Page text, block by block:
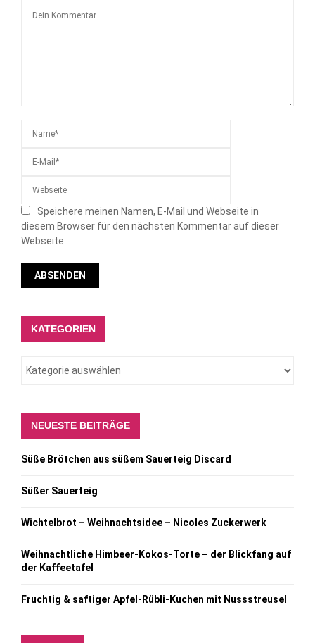
Speichere meinen Namen, E-Mail und Webseite in
diesem Browser für den nächsten Kommentar auf dieser
Webseite.
KATEGORIEN
NEUESTE BEITRÄGE
Süße Brötchen aus süßem Sauerteig Discard
Süßer Sauerteig
Wichtelbrot – Weihnachtsidee – Nicoles Zuckerwerk
Weihnachtliche Himbeer-Kokos-Torte – der Blickfang auf
der Kaffeetafel
Fruchtig & saftiger Apfel-Rübli-Kuchen mit Nussstreusel